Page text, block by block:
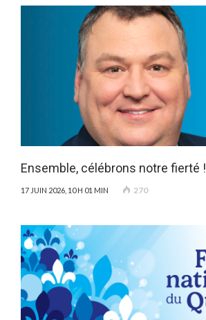
Ensemble, célébrons notre fierté !
17 JUIN 2026, 10 H 01 MIN 270